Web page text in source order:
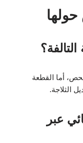
حولها
أما القطعة
الثلاجة.
عبر